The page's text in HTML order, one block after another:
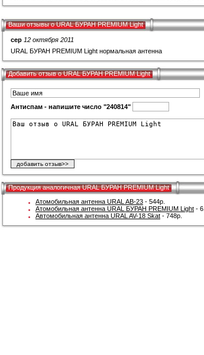
Ваши отзывы о URAL БУРАН PREMIUM Light
сер 12 октября 2011
URAL БУРАН PREMIUM Light нормальная антенна
Добавить отзыв о URAL БУРАН PREMIUM Light
Антиспам - напишите число "240814"
Продукция аналогичная URAL БУРАН PREMIUM Light
Атомобильная антенна URAL AB-23 - 544р.
Атомобильная антенна URAL БУРАН PREMIUM Light -
Автомобильная антенна URAL AV-18 Skat - 748р.